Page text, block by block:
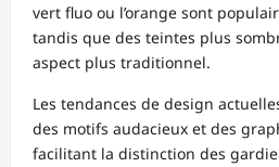
vert fluo ou l’orange sont
tandis que des teintes plus
aspect plus traditionnel.
Les tendances de design
des motifs audacieux et des
facilitant la distinction des